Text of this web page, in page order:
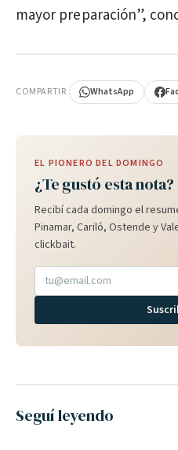
mayor preparación”,
COMPARTIR WhatsApp
EL PIONERO DEL DOMINGO
¿Te gustó esta nota?
Recibí cada domingo el
Pinamar, Cariló, Ostende y
clickbait.
Seguí leyendo